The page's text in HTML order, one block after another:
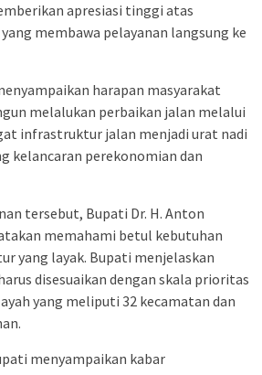
apresiasi tinggi atas
membawa pelayanan langsung ke
harapan masyarakat
melalukan perbaikan jalan melalui
infrastruktur jalan menjadi urat nadi
kelancaran perekonomian dan
tersebut, Bupati Dr. H. Anton
memahami betul kebutuhan
yang layak. Bupati menjelaskan
disesuaikan dengan skala prioritas
yang meliputi 32 kecamatan dan
menyampaikan kabar